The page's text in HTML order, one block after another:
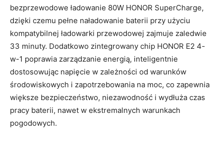
bezprzewodowe ładowanie 80W HONOR SuperCharge,
dzięki czemu pełne naładowanie baterii przy użyciu
kompatybilnej ładowarki przewodowej zajmuje zaledwie
33 minuty. Dodatkowo zintegrowany chip HONOR E2 4-
w-1 poprawia zarządzanie energią, inteligentnie
dostosowując napięcie w zależności od warunków
środowiskowych i zapotrzebowania na moc, co zapewnia
większe bezpieczeństwo, niezawodność i wydłuża czas
pracy baterii, nawet w ekstremalnych warunkach
pogodowych.